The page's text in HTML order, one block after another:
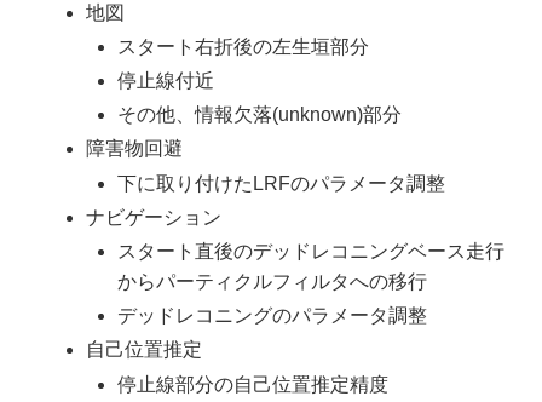
地図
スタート右折後の左生垣部分
停止線付近
その他、情報欠落(unknown)部分
障害物回避
下に取り付けたLRFのパラメータ調整
ナビゲーション
スタート直後のデッドレコニングベース走行
からパーティクルフィルタへの移行
デッドレコニングのパラメータ調整
自己位置推定
停止線部分の自己位置推定精度